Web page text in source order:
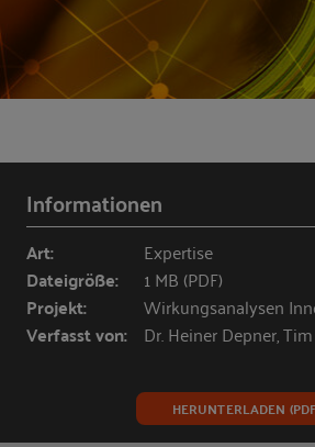
Informationen
Art: Expertise
Dateigröße: 1 MB (PDF)
Projekt: Wirkungsanalysen
Verfasst von: Dr. Heiner Depner,
HERUNTERLADEN